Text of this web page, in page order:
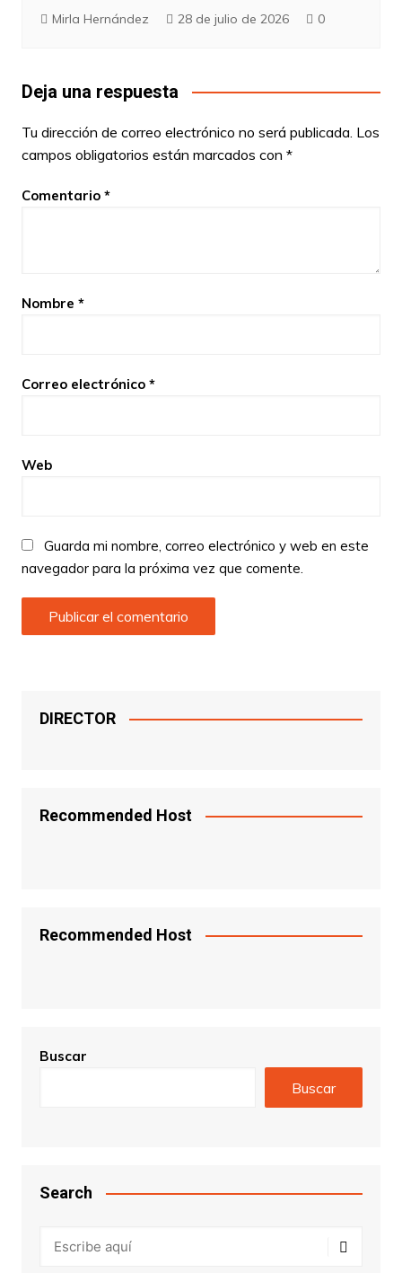
Mirla Hernández 28 de julio de 2026 0
Deja una respuesta
Tu dirección de correo electrónico no será publicada. Los
campos obligatorios están marcados con *
Comentario *
Nombre *
Correo electrónico *
Web
Guarda mi nombre, correo electrónico y web en este
navegador para la próxima vez que comente.
DIRECTOR
Recommended Host
Recommended Host
Buscar
Buscar
Search